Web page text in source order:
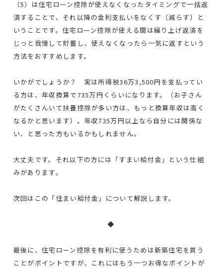
（5）は住宅ローン控除が使えなくなったタイミングで一括返
済することで、それ以降の金利支払いをなくす（減らす）と
いうことです。住宅ローン控除が使える間は繰り上げ返済を
じっと我慢して貯蓄し、使えなくなったら一気に返すという
方法をおすすめします。
いかがでしょうか？ 実は所得税36万3,500円を支払ってい
る方は、年収換算で735万円くらいになります。（お子さん
がたくさんいて扶養控除が多い方は、もっと換算年収は高く
なるかと思います）。年収735万円以上なら自分には関係な
い、と思った方もいるかもしれません。
大丈夫です。それ以下の方には「すまい給付金」という仕組
みがあります。
次回はこの「住まい給付金」について解説します。
◆
最後に、住宅ローン控除を有利に使うためは新築住宅を買う
ことがポイントですが、これにはもう一つお得なポイントが